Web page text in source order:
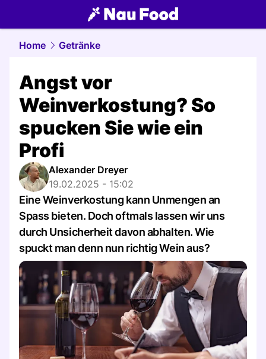
food.NAU.ch
Home Getränke
Angst vor
Weinverkostung? So
spucken Sie wie ein
Profi
Alexander Dreyer
19.02.2025 - 15:02
Eine Weinverkostung kann Unmengen an
Spass bieten. Doch oftmals lassen wir uns
durch Unsicherheit davon abhalten. Wie
spuckt man denn nun richtig Wein aus?